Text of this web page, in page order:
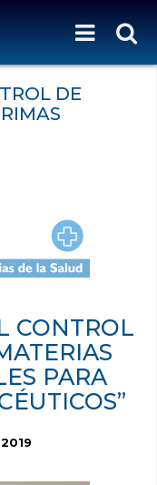
DE
CONTROL
PARA